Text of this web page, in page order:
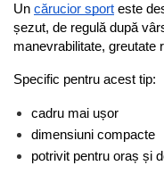
Un cărucior sport este
șezut, de regulă după
manevrabilitate, greutate
Specific pentru acest tip:
cadru mai ușor
dimensiuni compacte
potrivit pentru oraș și